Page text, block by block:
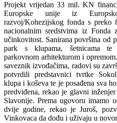
Projekt vrijedan 33 mil. KN
Europske unije iz
razvoj/Kohezijskog fonda s preko
nacionalnim sredstvima iz Fonda
učinkovitost. Sanirana površina od
park s klupama, šetnicama te
parkovnom arhitekturom i
saveznik izvođačima, radovi su
potvrdili predstavnici tvrtke
klupa i koševa te je posađena sva
predviđena, rekao je glavni
Slavonije. Prema ugovoru imamo
dvije godine, rekao je Juroš,
Vinkovaca da dođu i uživaju u